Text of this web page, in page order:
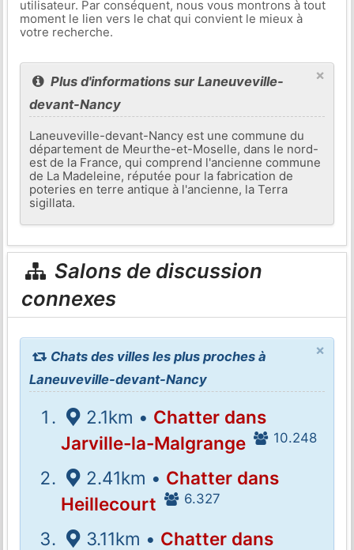
utilisateur. Par conséquent, nous vous montrons à tout
moment le lien vers le chat qui convient le mieux à
votre recherche.
×
Plus d'informations sur Laneuveville-
devant-Nancy
Laneuveville-devant-Nancy est une commune du
département de Meurthe-et-Moselle, dans le nord-
est de la France, qui comprend l'ancienne commune
de La Madeleine, réputée pour la fabrication de
poteries en terre antique à l'ancienne, la Terra
sigillata.
Salons de discussion
connexes
×
Chats des villes les plus proches à
Laneuveville-devant-Nancy
2.1km • Chatter dans
Jarville-la-Malgrange
10.248
2.41km • Chatter dans
Heillecourt
6.327
3.11km • Chatter dans